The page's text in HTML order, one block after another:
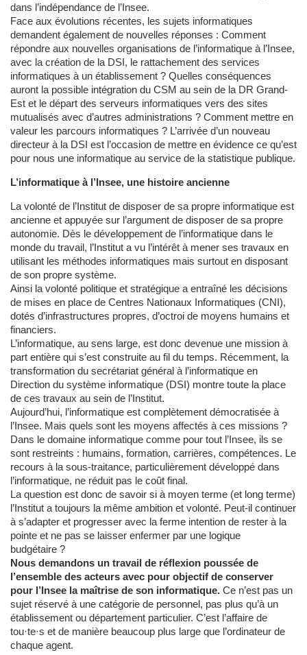
dans l’indépendance de l’Insee.
Face aux évolutions récentes, les sujets informatiques
demandent également de nouvelles réponses : Comment
répondre aux nouvelles organisations de l’informatique à l’Insee,
avec la création de la DSI, le rattachement des services
informatiques à un établissement ? Quelles conséquences
auront la possible intégration du CSM au sein de la DR Grand-
Est et le départ des serveurs informatiques vers des sites
mutualisés avec d’autres administrations ? Comment mettre en
valeur les parcours informatiques ? L’arrivée d’un nouveau
directeur à la DSI est l’occasion de mettre en évidence ce qu’est
pour nous une informatique au service de la statistique publique.
L’informatique à l’Insee, une histoire ancienne
La volonté de l’Institut de disposer de sa propre informatique est
ancienne et appuyée sur l’argument de disposer de sa propre
autonomie. Dès le développement de l’informatique dans le
monde du travail, l’Institut a vu l’intérêt à mener ses travaux en
utilisant les méthodes informatiques mais surtout en disposant
de son propre système.
Ainsi la volonté politique et stratégique a entraîné les décisions
de mises en place de Centres Nationaux Informatiques (CNI),
dotés d’infrastructures propres, d’octroi de moyens humains et
financiers.
L’informatique, au sens large, est donc devenue une mission à
part entière qui s’est construite au fil du temps. Récemment, la
transformation du secrétariat général à l’informatique en
Direction du système informatique (DSI) montre toute la place
de ces travaux au sein de l’Institut.
Aujourd’hui, l’informatique est complètement démocratisée à
l’Insee. Mais quels sont les moyens affectés à ces missions ?
Dans le domaine informatique comme pour tout l’Insee, ils se
sont restreints : humains, formation, carrières, compétences. Le
recours à la sous-traitance, particulièrement développé dans
l’informatique, ne réduit pas le coût final.
La question est donc de savoir si à moyen terme (et long terme)
l’Institut a toujours la même ambition et volonté. Peut-il continuer
à s’adapter et progresser avec la ferme intention de rester à la
pointe et ne pas se laisser enfermer par une logique
budgétaire ?
Nous demandons un travail de réflexion poussée de
l’ensemble des acteurs avec pour objectif de conserver
pour l’Insee la maîtrise de son informatique. Ce n’est pas un
sujet réservé à une catégorie de personnel, pas plus qu’à un
établissement ou département particulier. C’est l’affaire de
tou·te·s et de manière beaucoup plus large que l’ordinateur de
chaque agent.